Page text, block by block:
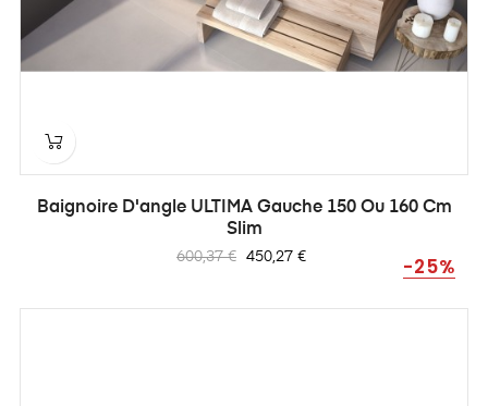
Baignoire D'angle ULTIMA Gauche 150 Ou 160 Cm
Slim
Prix
600,37 € -25%
Prix
450,27 €